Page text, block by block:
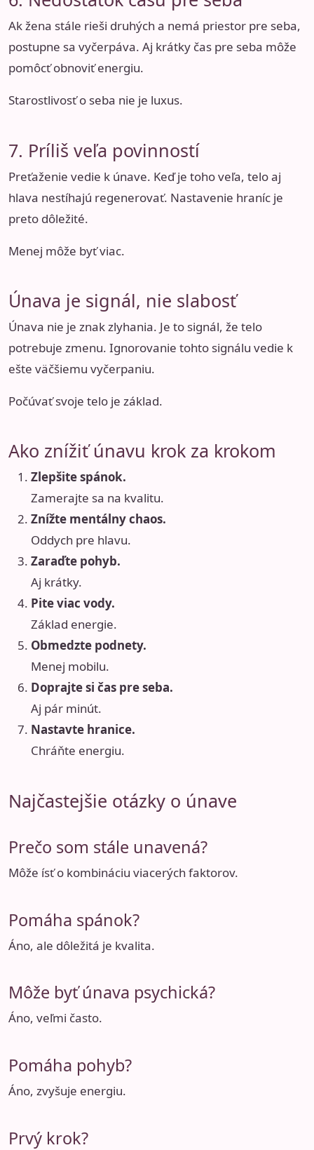
Ak žena stále rieši druhých a nemá priestor pre seba,
postupne sa vyčerpáva. Aj krátky čas pre seba môže
pomôcť obnoviť energiu.
Starostlivosť o seba nie je luxus.
7. Príliš veľa povinností
Preťaženie vedie k únave. Keď je toho veľa, telo aj
hlava nestíhajú regenerovať. Nastavenie hraníc je
preto dôležité.
Menej môže byť viac.
Únava je signál, nie slabosť
Únava nie je znak zlyhania. Je to signál, že telo
potrebuje zmenu. Ignorovanie tohto signálu vedie k
ešte väčšiemu vyčerpaniu.
Počúvať svoje telo je základ.
Ako znížiť únavu krok za krokom
Zlepšite spánok.
Zamerajte sa na kvalitu.
Znížte mentálny chaos.
Oddych pre hlavu.
Zaraďte pohyb.
Aj krátky.
Pite viac vody.
Základ energie.
Obmedzte podnety.
Menej mobilu.
Doprajte si čas pre seba.
Aj pár minút.
Nastavte hranice.
Chráňte energiu.
Najčastejšie otázky o únave
Prečo som stále unavená?
Môže ísť o kombináciu viacerých faktorov.
Pomáha spánok?
Áno, ale dôležitá je kvalita.
Môže byť únava psychická?
Áno, veľmi často.
Pomáha pohyb?
Áno, zvyšuje energiu.
Prvý krok?